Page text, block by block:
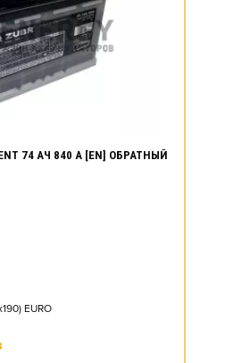
74 АЧ 840 А [EN] ОБРАТНЫЙ
EURO